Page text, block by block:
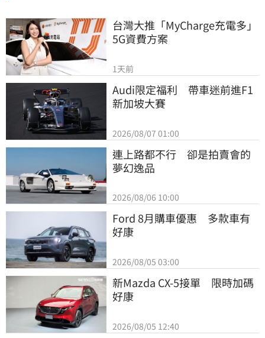
台灣大推「MyCharge充電多」
5G資費方案
1天前
Audi限定福利　帶車迷前進F1
新加坡大賽
2026/08/07 01:00
連上路都不行　卻是拍賣會的
夢幻逸品
2026/08/06 10:00
Ford 8月購車優惠　多款車有
好康
2026/08/05 03:00
新Mazda CX-5接單　限時加碼
好康
2026/08/05 12:40